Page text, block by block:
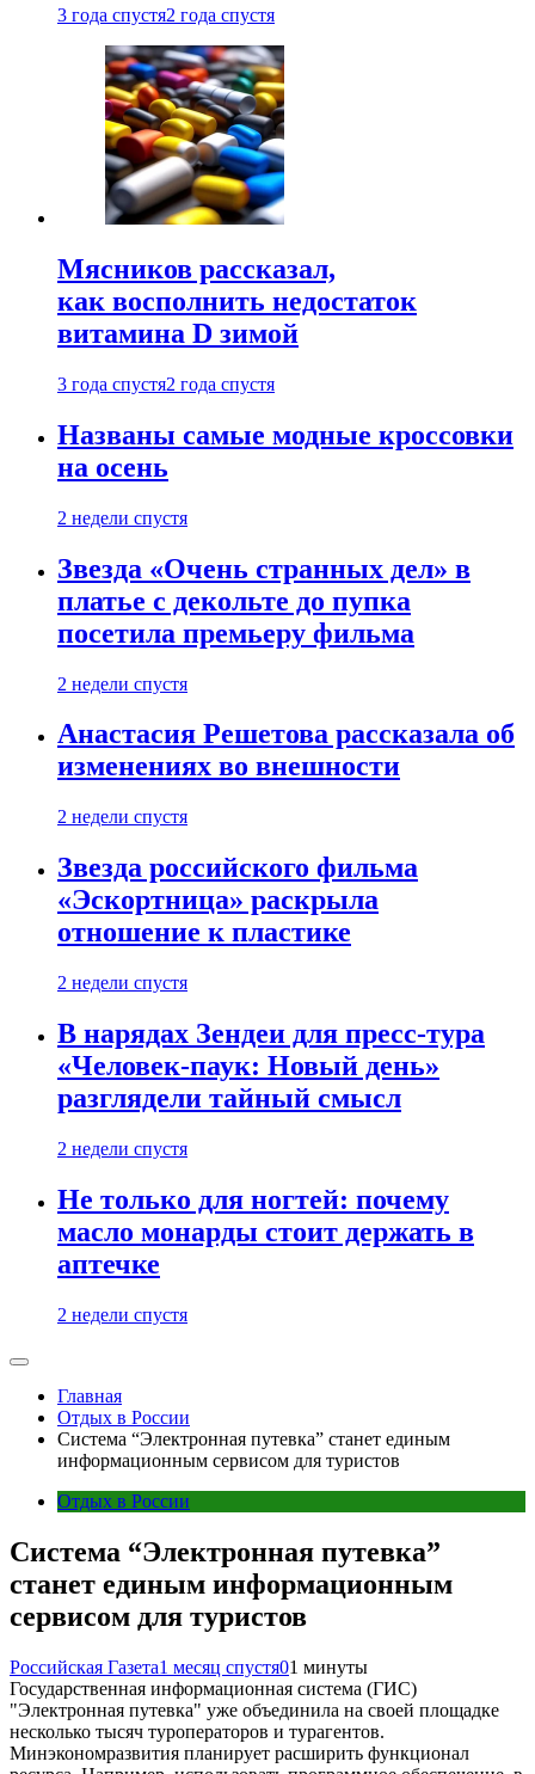
3 года спустя2 года спустя
Мясников рассказал,
как восполнить недостаток
витамина D зимой
3 года спустя2 года спустя
Названы самые модные кроссовки
на осень
2 недели спустя
Звезда «Очень странных дел» в
платье с декольте до пупка
посетила премьеру фильма
2 недели спустя
Анастасия Решетова рассказала об
изменениях во внешности
2 недели спустя
Звезда российского фильма
«Эскортница» раскрыла
отношение к пластике
2 недели спустя
В нарядах Зендеи для пресс-тура
«Человек-паук: Новый день»
разглядели тайный смысл
2 недели спустя
Не только для ногтей: почему
масло монарды стоит держать в
аптечке
2 недели спустя
Главная
Отдых в России
Система “Электронная путевка” станет единым
информационным сервисом для туристов
Отдых в России
Система “Электронная путевка”
станет единым информационным
сервисом для туристов
Российская Газета1 месяц спустя01 минуты
Государственная информационная система (ГИС)
"Электронная путевка" уже объединила на своей площадке
несколько тысяч туроператоров и турагентов.
Минэкономразвития планирует расширить функционал